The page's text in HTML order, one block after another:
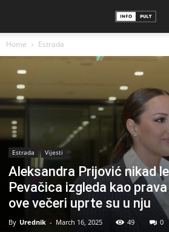
Home Estrada
Estrada Vijesti
Aleksandra Prijović nikad
Pevačica izgleda kao
ove večeri uprte su u nju
By Urednik - March 16, 2025 49 0